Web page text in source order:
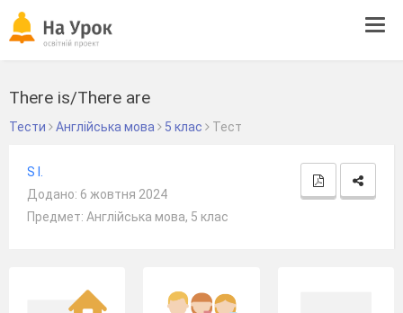
There is/There are
Тести Англійська мова 5 клас Тест
S I.
Додано: 6 жовтня 2024
Предмет: Англійська мова, 5 клас